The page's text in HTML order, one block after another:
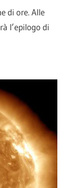
di ore. Alle
l’epilogo di